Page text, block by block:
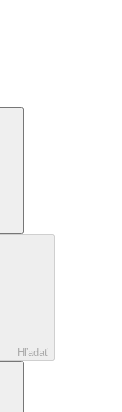
Hľadať